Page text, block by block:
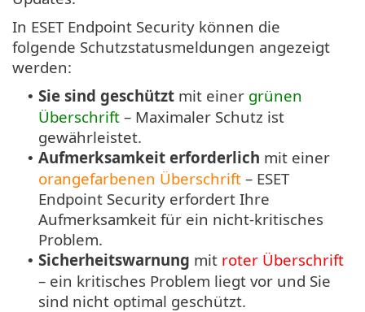
In ESET Endpoint Security können die
folgende Schutzstatusmeldungen angezeigt
werden:
• Sie sind geschützt mit einer grünen
Überschrift – Maximaler Schutz ist
gewährleistet.
• Aufmerksamkeit erforderlich mit einer
orangefarbenen Überschrift – ESET
Endpoint Security erfordert Ihre
Aufmerksamkeit für ein nicht-kritisches
Problem.
• Sicherheitswarnung mit roter Überschrift
– ein kritisches Problem liegt vor und Sie
sind nicht optimal geschützt.